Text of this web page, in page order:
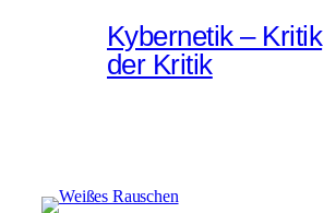
Kybernetik – Kritik
der Kritik